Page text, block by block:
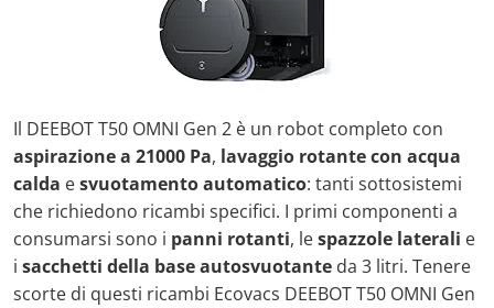
Il DEEBOT T50 OMNI Gen 2 è un robot completo con
aspirazione a 21000 Pa, lavaggio rotante con acqua
calda esvuotamento automatico: tanti sottosistemi
che richiedono ricambi specifici. I primi componenti a
consumarsi sono i panni rotanti, lespazzole laterali e
i sacchetti della base autosvuotante da 3 litri. Tenere
scorte di questi ricambi Ecovacs DEEBOT T50 OMNI Gen